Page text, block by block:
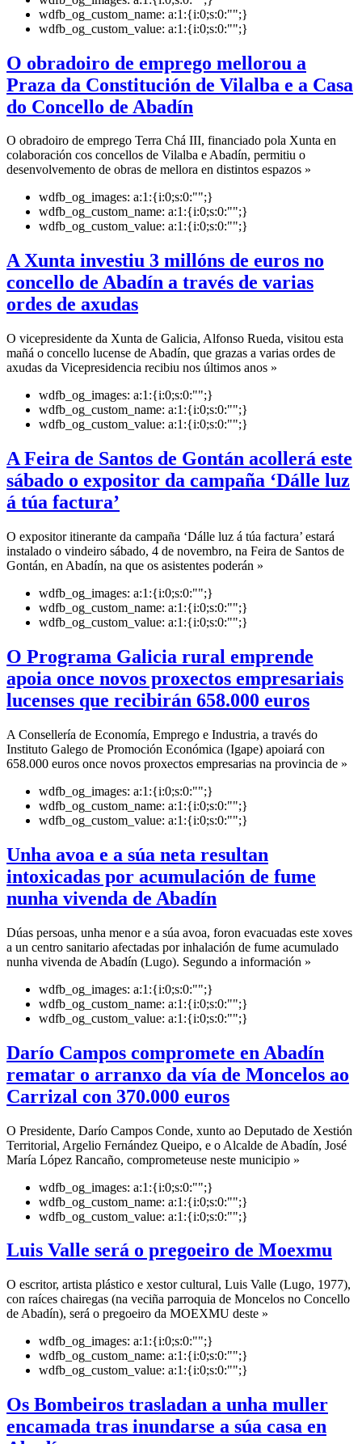
wdfb_og_custom_name: a:1:{i:0;s:0:"";}
wdfb_og_custom_value: a:1:{i:0;s:0:"";}
O obradoiro de emprego mellorou a
Praza da Constitución de Vilalba e a Casa
do Concello de Abadín
O obradoiro de emprego Terra Chá III, financiado pola Xunta en
colaboración cos concellos de Vilalba e Abadín, permitiu o
desenvolvemento de obras de mellora en distintos espazos »
wdfb_og_images: a:1:{i:0;s:0:"";}
wdfb_og_custom_name: a:1:{i:0;s:0:"";}
wdfb_og_custom_value: a:1:{i:0;s:0:"";}
A Xunta investiu 3 millóns de euros no
concello de Abadín a través de varias
ordes de axudas
O vicepresidente da Xunta de Galicia, Alfonso Rueda, visitou esta
mañá o concello lucense de Abadín, que grazas a varias ordes de
axudas da Vicepresidencia recibiu nos últimos anos »
wdfb_og_images: a:1:{i:0;s:0:"";}
wdfb_og_custom_name: a:1:{i:0;s:0:"";}
wdfb_og_custom_value: a:1:{i:0;s:0:"";}
A Feira de Santos de Gontán acollerá este
sábado o expositor da campaña ‘Dálle luz
á túa factura’
O expositor itinerante da campaña ‘Dálle luz á túa factura’ estará
instalado o vindeiro sábado, 4 de novembro, na Feira de Santos de
Gontán, en Abadín, na que os asistentes poderán »
wdfb_og_images: a:1:{i:0;s:0:"";}
wdfb_og_custom_name: a:1:{i:0;s:0:"";}
wdfb_og_custom_value: a:1:{i:0;s:0:"";}
O Programa Galicia rural emprende
apoia once novos proxectos empresariais
lucenses que recibirán 658.000 euros
A Consellería de Economía, Emprego e Industria, a través do
Instituto Galego de Promoción Económica (Igape) apoiará con
658.000 euros once novos proxectos empresarias na provincia de »
wdfb_og_images: a:1:{i:0;s:0:"";}
wdfb_og_custom_name: a:1:{i:0;s:0:"";}
wdfb_og_custom_value: a:1:{i:0;s:0:"";}
Unha avoa e a súa neta resultan
intoxicadas por acumulación de fume
nunha vivenda de Abadín
Dúas persoas, unha menor e a súa avoa, foron evacuadas este xoves
a un centro sanitario afectadas por inhalación de fume acumulado
nunha vivenda de Abadín (Lugo). Segundo a información »
wdfb_og_images: a:1:{i:0;s:0:"";}
wdfb_og_custom_name: a:1:{i:0;s:0:"";}
wdfb_og_custom_value: a:1:{i:0;s:0:"";}
Darío Campos compromete en Abadín
rematar o arranxo da vía de Moncelos ao
Carrizal con 370.000 euros
O Presidente, Darío Campos Conde, xunto ao Deputado de Xestión
Territorial, Argelio Fernández Queipo, e o Alcalde de Abadín, José
María López Rancaño, comprometeuse neste municipio »
wdfb_og_images: a:1:{i:0;s:0:"";}
wdfb_og_custom_name: a:1:{i:0;s:0:"";}
wdfb_og_custom_value: a:1:{i:0;s:0:"";}
Luis Valle será o pregoeiro de Moexmu
O escritor, artista plástico e xestor cultural, Luis Valle (Lugo, 1977),
con raíces chairegas (na veciña parroquia de Moncelos no Concello
de Abadín), será o pregoeiro da MOEXMU deste »
wdfb_og_images: a:1:{i:0;s:0:"";}
wdfb_og_custom_name: a:1:{i:0;s:0:"";}
wdfb_og_custom_value: a:1:{i:0;s:0:"";}
Os Bombeiros trasladan a unha muller
encamada tras inundarse a súa casa en